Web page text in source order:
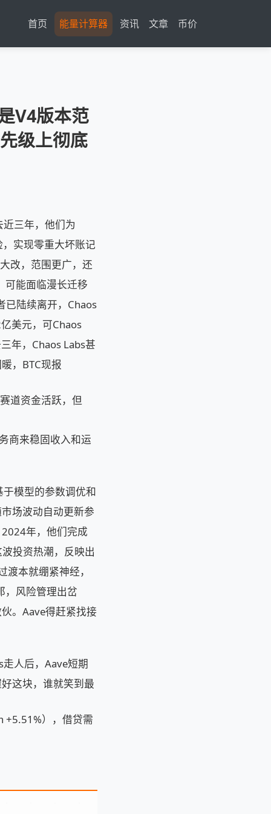
首页 能量计算器 资讯 文章 币价
V4版本范
级上彻底
三年，他们为
实现零重大坏账记
改，范围更广，还
可能面临漫长迁移
已陆续离开，Chaos
美元，可Chaos
年，Chaos Labs甚
，BTC现报
道资金活跃，但
商来稳固收入和运
模型的参数调优和
场波动自动更新参
年，他们完成
投资热潮，反映出
本就绷紧神经，
，风险管理出岔
。Aave得赶紧找接
人后，Aave短期
这块，谁就笑到最
+5.51%），借贷需